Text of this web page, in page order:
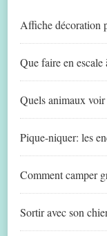
Affiche décoration
Que faire en
Quels animaux
Pique-niquer: les
Comment camper
Sortir avec son